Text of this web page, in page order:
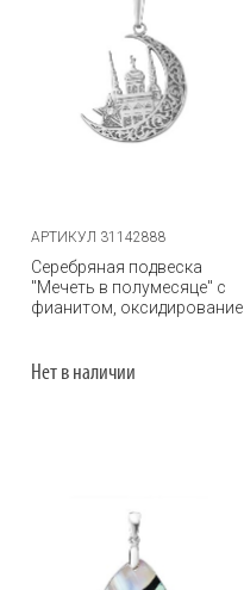
АРТИКУЛ 31142888
Серебряная подвеска
"Мечеть в полумесяце" с
фианитом, оксидирование
Нет в наличии